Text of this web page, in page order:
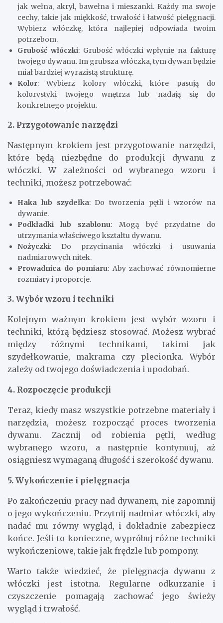
jak wełna, akryl, bawełna i mieszanki. Każdy ma swoje
cechy, takie jak miękkość, trwałość i łatwość pielęgnacji.
Wybierz włóczkę, która najlepiej odpowiada twoim
potrzebom.
Grubość włóczki: Grubość włóczki wpłynie na fakturę
twojego dywanu. Im grubsza włóczka, tym dywan będzie
miał bardziej wyrazistą strukturę.
Kolor: Wybierz kolory włóczki, które pasują do
kolorystyki twojego wnętrza lub nadają się do
konkretnego projektu.
2. Przygotowanie narzędzi
Następnym krokiem jest przygotowanie narzędzi,
które będą niezbędne do produkcji dywanu z
włóczki. W zależności od wybranego wzoru i
techniki, możesz potrzebować:
Haka lub szydełka: Do tworzenia pętli i wzorów na
dywanie.
Podkładki lub szablonu: Mogą być przydatne do
utrzymania właściwego kształtu dywanu.
Nożyczki: Do przycinania włóczki i usuwania
nadmiarowych nitek.
Prowadnica do pomiaru: Aby zachować równomierne
rozmiary i proporcje.
3. Wybór wzoru i techniki
Kolejnym ważnym krokiem jest wybór wzoru i
techniki, którą będziesz stosować. Możesz wybrać
między różnymi technikami, takimi jak
szydełkowanie, makrama czy plecionka. Wybór
zależy od twojego doświadczenia i upodobań.
4. Rozpoczęcie produkcji
Teraz, kiedy masz wszystkie potrzebne materiały i
narzędzia, możesz rozpocząć proces tworzenia
dywanu. Zacznij od robienia pętli, według
wybranego wzoru, a następnie kontynuuj, aż
osiągniesz wymaganą długość i szerokość dywanu.
5. Wykończenie i pielęgnacja
Po zakończeniu pracy nad dywanem, nie zapomnij
o jego wykończeniu. Przytnij nadmiar włóczki, aby
nadać mu równy wygląd, i dokładnie zabezpiecz
końce. Jeśli to konieczne, wypróbuj różne techniki
wykończeniowe, takie jak frędzle lub pompony.
Warto także wiedzieć, że pielęgnacja dywanu z
włóczki jest istotna. Regularne odkurzanie i
czyszczenie pomagają zachować jego świeży
wygląd i trwałość.